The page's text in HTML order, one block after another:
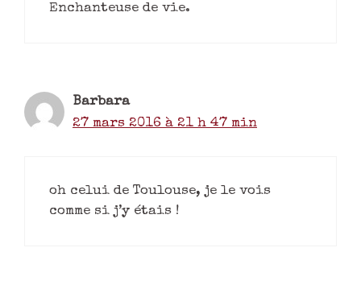
Enchanteuse de vie.
Barbara
27 mars 2016 à 21 h 47 min
oh celui de Toulouse, je le vois
comme si j’y étais !